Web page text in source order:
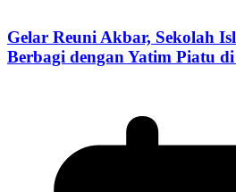
Gelar Reuni Akbar, Sekolah
Berbagi dengan Yatim Piatu